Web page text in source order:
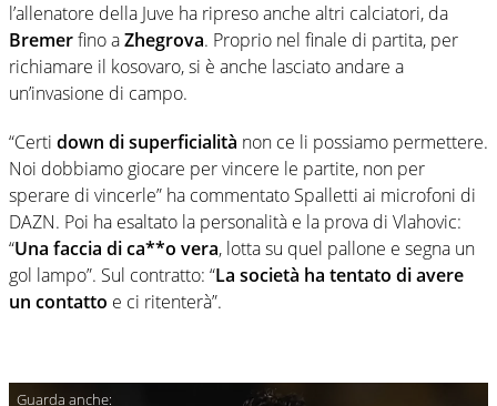
l’allenatore della Juve ha ripreso anche altri calciatori, da
Bremerfino aZhegrova. Proprio nel finale di partita, per
richiamare il kosovaro, si è anche lasciato andare a
un’invasione di campo.
“Certi down di superficialità non ce li possiamo permettere.
Noi dobbiamo giocare per vincere le partite, non per
sperare di vincerle” ha commentato Spalletti ai microfoni di
DAZN. Poi ha esaltato la personalità e la prova di Vlahovic:
“Una faccia di ca**o vera, lotta su quel pallone e segna un
gol lampo”. Sul contratto: “La società ha tentato di avere
un contatto e ci ritenterà”.